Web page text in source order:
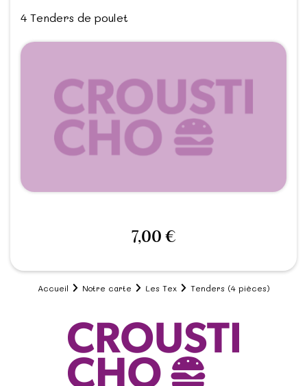
4 Tenders de poulet
7,00 €
Accueil Notre carte Les Tex Tenders (4 pièces)